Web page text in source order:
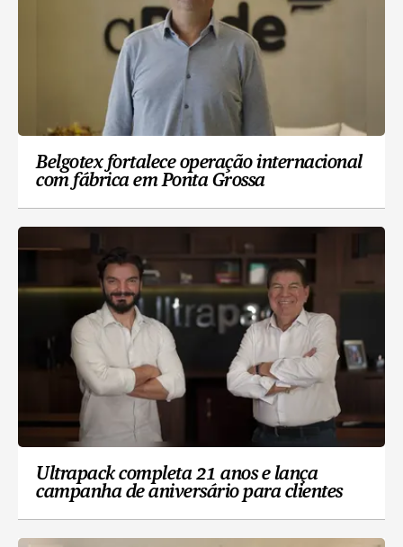
Belgotex fortalece operação internacional
com fábrica em Ponta Grossa
Ultrapack completa 21 anos e lança
campanha de aniversário para clientes